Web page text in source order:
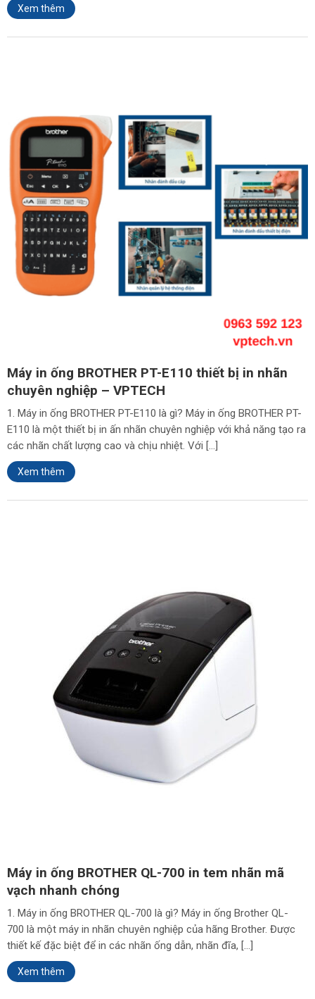
Xem thêm
Máy in ống BROTHER PT-E110 thiết bị in nhãn
chuyên nghiệp – VPTECH
1. Máy in ống BROTHER PT-E110 là gì? Máy in ống BROTHER PT-
E110 là một thiết bị in ấn nhãn chuyên nghiệp với khả năng tạo ra
các nhãn chất lượng cao và chịu nhiệt. Với […]
Xem thêm
Máy in ống BROTHER QL-700 in tem nhãn mã
vạch nhanh chóng
1. Máy in ống BROTHER QL-700 là gì? Máy in ống Brother QL-
700 là một máy in nhãn chuyên nghiệp của hãng Brother. Được
thiết kế đặc biệt để in các nhãn ống dẫn, nhãn đĩa, […]
Xem thêm